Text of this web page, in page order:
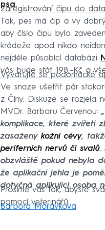
psa.
Zaregistrování čipu do
Tak, pes má čip a vy
aby číslo čipu bylo
krádeže apod nikdo
nejdéle působící databázi
vás bude stát 198,-Kč a
Vyvarujte se podomácké
Ve snaze ušetřit pár
z Číny. Diskuze se rozjela
MVDr. Barboru Červenou:
komplikace, které zvířeti
zasaženykožní cévy,
periferních nervů či svalů.
obzvláště pokud nebyla
že aplikační jehla je
dotyčná aplikující osoba
Prosíme vás tak, abyste
pomocí veterinářů.
Barbora Morávková